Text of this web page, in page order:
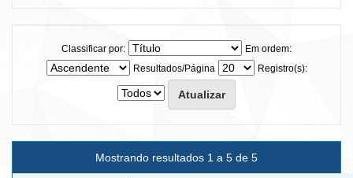
Classificar por:
Em ordem:
Resultados/Página
Registro(s):
Mostrando resultados 1 a 5 de 5